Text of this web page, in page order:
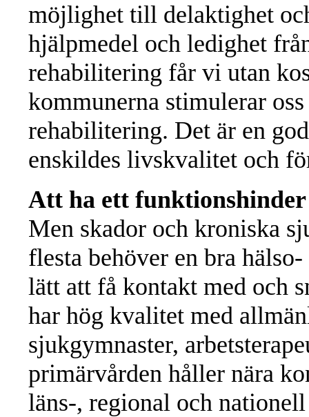
möjlighet till delaktighet
hjälpmedel och ledighet
rehabilitering får vi utan
kommunerna stimulerar
rehabilitering. Det är en
enskildes livskvalitet och
Att ha ett
Men skador och kroniska
flesta behöver en bra
lätt att få kontakt med och
har hög kvalitet med
sjukgymnaster,
primärvården håller nära
läns-, regional och